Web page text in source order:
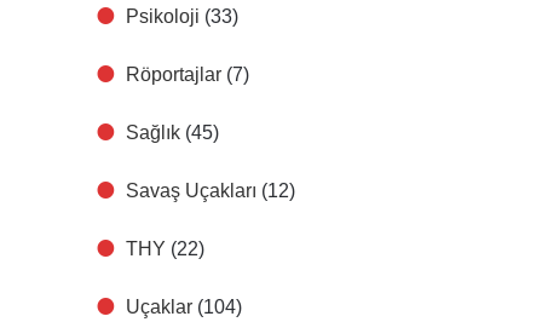
Psikoloji (33)
Röportajlar (7)
Sağlık (45)
Savaş Uçakları (12)
THY (22)
Uçaklar (104)